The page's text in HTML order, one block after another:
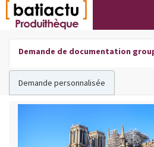
Demande de documentation
Demande personnalisée